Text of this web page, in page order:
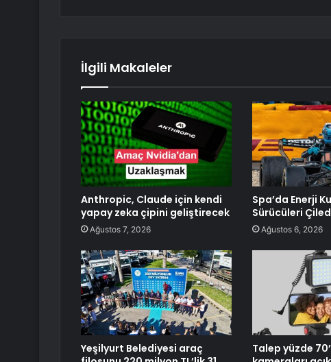
İlgili Makaleler
Anthropic, Claude için kendi
yapay zeka çipini geliştirecek
Ağustos 7, 2026
Spa’da Enerji
Sürücüleri
Ağustos 6, 2026
Yeşilyurt Belediyesi araç
Talep yüzde